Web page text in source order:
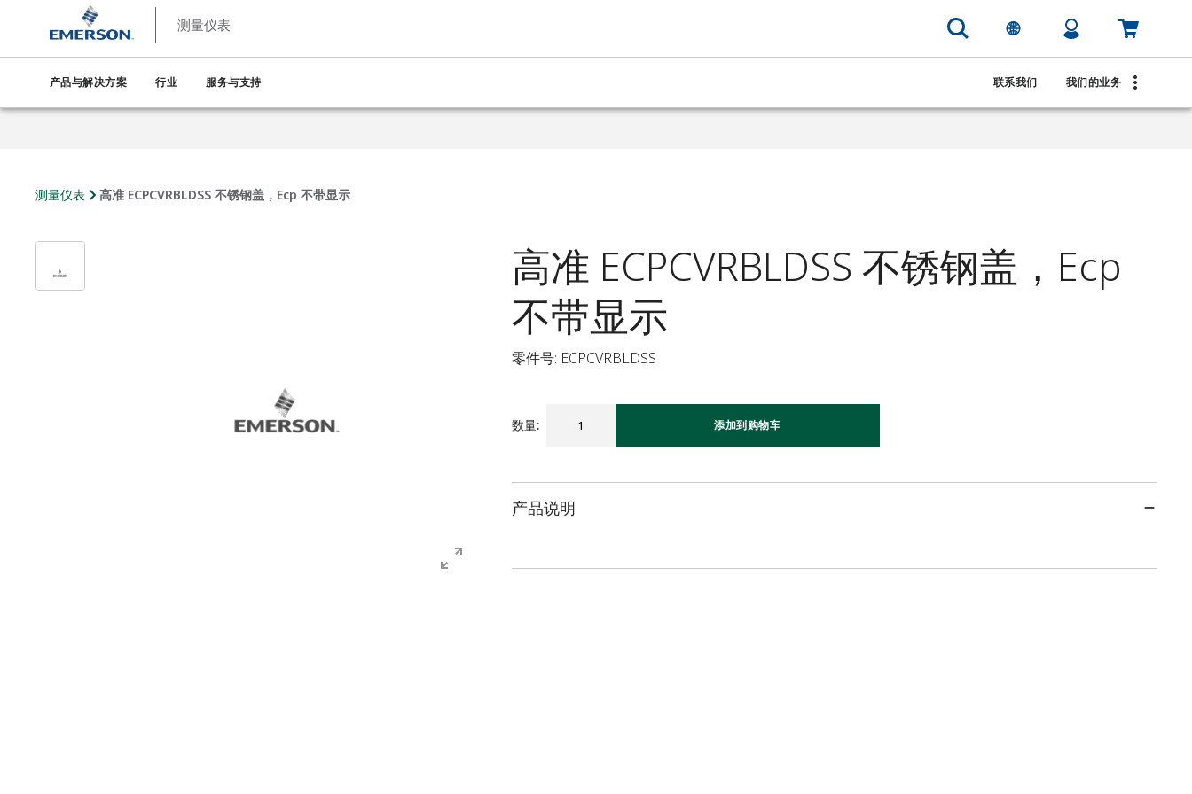
测量仪表
产品与解决方案 行业 服务与支持 联系我们 我们的业务
测量仪表 高准 ECPCVRBLDSS 不锈钢盖，Ecp 不带显示
高准 ECPCVRBLDSS 不锈钢盖，Ecp
不带显示
零件号: ECPCVRBLDSS
数量: 添加到购物车
产品说明